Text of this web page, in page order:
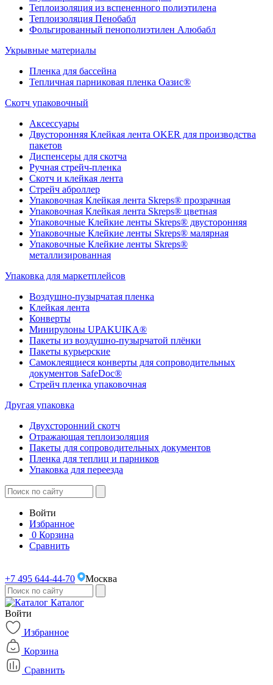
Теплоизоляция из вспененного полиэтилена
Теплоизоляция Пенобабл
Фольгированный пенополиэтилен Алюбабл
Укрывные материалы
Пленка для бассейна
Тепличная парниковая пленка Оазис®
Скотч упаковочный
Аксессуары
Двусторонняя Клейкая лента OKER для производства
пакетов
Диспенсеры для скотча
Ручная стрейч-пленка
Скотч и клейкая лента
Стрейч аброллер
Упаковочная Клейкая лента Skreps® прозрачная
Упаковочная Клейкая лента Skreps® цветная
Упаковочные Клейкие ленты Skreps® двусторонняя
Упаковочные Клейкие ленты Skreps® малярная
Упаковочные Клейкие ленты Skreps®
металлизированная
Упаковка для маркетплейсов
Воздушно-пузырчатая пленка
Клейкая лента
Конверты
Минирулоны UPAKUIKA®
Пакеты из воздушно-пузырчатой плёнки
Пакеты курьерские
Самоклеящиеся конверты для сопроводительных
документов SafeDoc®
Стрейч пленка упаковочная
Другая упаковка
Двухсторонний скотч
Отражающая теплоизоляция
Пакеты для сопроводительных документов
Пленка для теплиц и парников
Упаковка для переезда
Войти
Избранное
0 Корзина
Сравнить
+7 495 644-44-70 Москва
Каталог
Войти
Избранное
Корзина
Сравнить